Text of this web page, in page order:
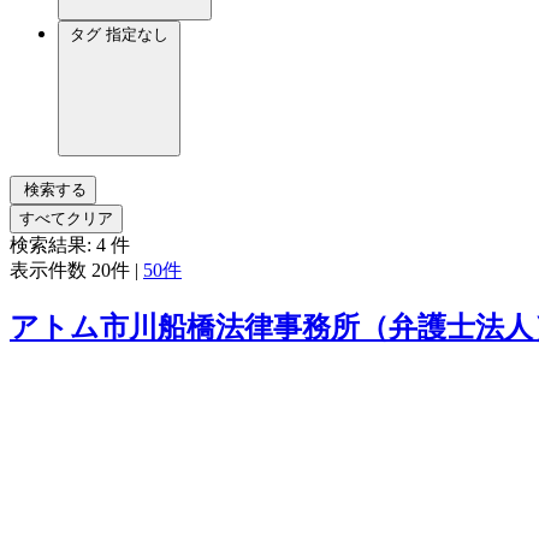
タグ 指定なし
検索する
すべてクリア
検索結果: 4 件
表示件数 20件 | 50件
アトム市川船橋法律事務所（弁護士法人